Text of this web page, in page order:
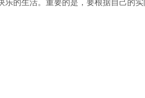
的生活。重要的是，要根据自己的